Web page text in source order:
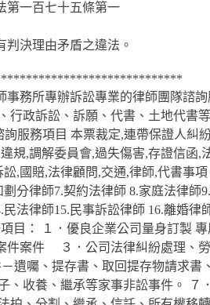
第一百七十五條第一
決理由矛盾之違法。
務所專辦訴訟專業的律師團隊諮
行政訴訟、訴願、代書、土地代書
服務項目 本票裁定,連帶保證人糾
規,調解委員會,過失傷害,存證信函,
,國賠,法律顧問,交通,律師,代書事
分律師7.契約法律師 8.家庭法律師
法律師15.民事訴訟律師 16.離婚律
目： １．優良企業公司量身訂製
件案件 ３．公司法律糾紛處理、
遺囑、提存書、取回提存物請求書
、收養、繼承等家事非訟事件。 ７